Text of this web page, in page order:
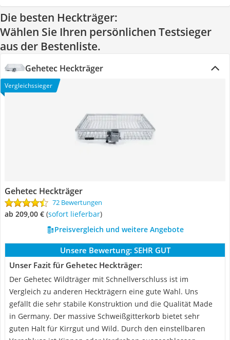
Die besten Heckträger:
Wählen Sie Ihren persönlichen Testsieger
aus der Bestenliste.
Gehetec Heckträger
Vergleichssieger
Gehetec Heckträger
72 Bewertungen
ab 209,00 € ( Sofort lieferbar)
Preisvergleich und weitere Angebote
Unsere Bewertung: SEHR GUT
Unser Fazit für Gehetec Heckträger:
Der Gehetec Wildträger mit Schnellverschluss ist im
Vergleich zu anderen Heckträgern eine gute Wahl. Uns
gefällt die sehr stabile Konstruktion und die Qualität Made
in Germany. Der massive Schweißgitterkorb bietet sehr
guten Halt für Kirrgut und Wild. Durch den einstellbaren